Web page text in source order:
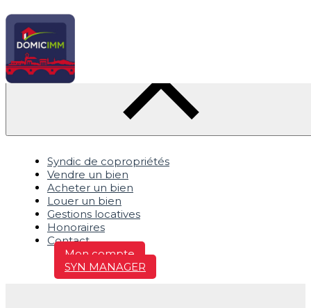
Syndic de copropriétés
Vendre un bien
Acheter un bien
Louer un bien
Gestions locatives
Honoraires
Contact
Mon compte
SYN MANAGER